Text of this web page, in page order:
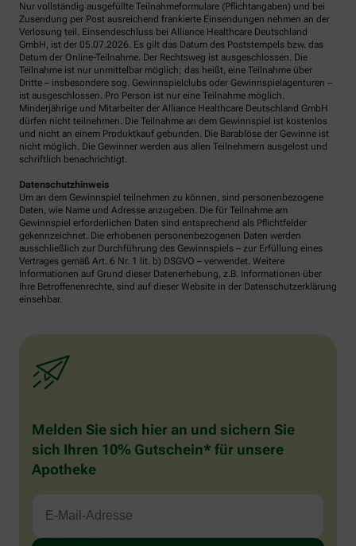
Nur vollständig ausgefüllte Teilnahmeformulare (Pflichtangaben) und bei
Zusendung per Post ausreichend frankierte Einsendungen nehmen an der
Verlosung teil. Einsendeschluss bei Alliance Healthcare Deutschland
GmbH, ist der 05.07.2026. Es gilt das Datum des Poststempels bzw. das
Datum der Online-Teilnahme. Der Rechtsweg ist ausgeschlossen. Die
Teilnahme ist nur unmittelbar möglich; das heißt, eine Teilnahme über
Dritte – insbesondere sog. Gewinnspielclubs oder Gewinnspielagenturen –
ist ausgeschlossen. Pro Person ist nur eine Teilnahme möglich.
Minderjährige und Mitarbeiter der Alliance Healthcare Deutschland GmbH
dürfen nicht teilnehmen. Die Teilnahme an dem Gewinnspiel ist kostenlos
und nicht an einem Produktkauf gebunden. Die Barablöse der Gewinne ist
nicht möglich. Die Gewinner werden aus allen Teilnehmern ausgelost und
schriftlich benachrichtigt.
Datenschutzhinweis
Um an dem Gewinnspiel teilnehmen zu können, sind personenbezogene
Daten, wie Name und Adresse anzugeben. Die für Teilnahme am
Gewinnspiel erforderlichen Daten sind entsprechend als Pflichtfelder
gekennzeichnet. Die erhobenen personenbezogenen Daten werden
ausschließlich zur Durchführung des Gewinnspiels – zur Erfüllung eines
Vertrages gemäß Art. 6 Nr. 1 lit. b) DSGVO – verwendet. Weitere
Informationen auf Grund dieser Datenerhebung, z.B. Informationen über
Ihre Betroffenenrechte, sind auf dieser Website in der Datenschutzerklärung
einsehbar.
Melden Sie sich hier an und sichern Sie
sich Ihren 10% Gutschein* für unsere
Apotheke